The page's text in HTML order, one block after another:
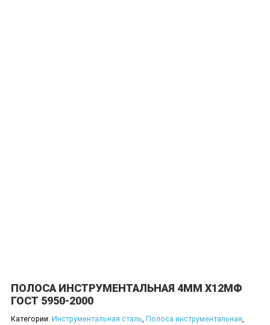
ПОЛОСА ИНСТРУМЕНТАЛЬНАЯ 4ММ Х12МФ
ГОСТ 5950-2000
Категории: Инструментальная сталь, Полоса инструментальная,